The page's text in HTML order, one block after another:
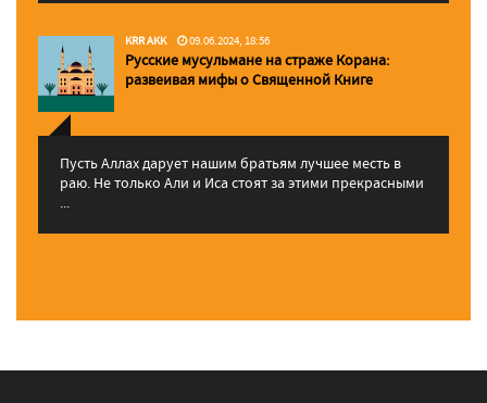
KRR AKK 09.06.2024, 18:56
Русские мусульмане на страже Корана:
pазвеивая мифы о Священной Книге
Пусть Аллах дарует нашим братьям лучшее месть в
раю. Не только Али и Иса стоят за этими прекрасными